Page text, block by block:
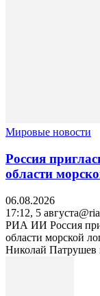
Мировые новости
Россия
области
06.08.2026
17:12, 5
РИА ИИ Россия
области морской
Николай Патрушев